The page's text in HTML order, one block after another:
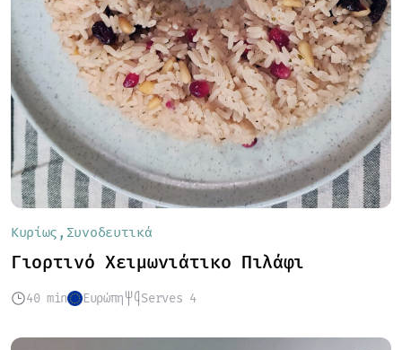
Κυρίως Συνοδευτικά
Γιορτινό Χειμωνιάτικο Πιλάφι
40 min Ευρώπη Serves 4